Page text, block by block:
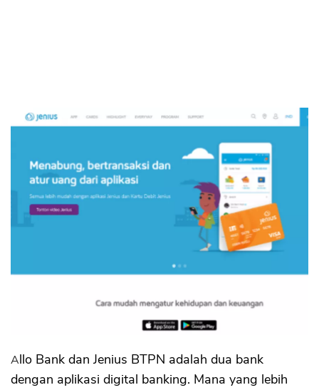
Exchange
Asuransi Jiwa
Asuransi Kesehatan
Allo Bank dan Jenius BTPN adalah dua bank
dengan aplikasi digital banking. Mana yang lebih